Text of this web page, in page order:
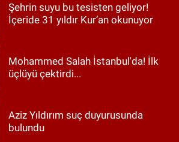
Şehrin suyu bu tesisten geliyor!
İçeride 31 yıldır Kur’an okunuyor
Mohammed Salah İstanbul'da! İlk
üçlüyü çektirdi...
Aziz Yıldırım suç duyurusunda
bulundu